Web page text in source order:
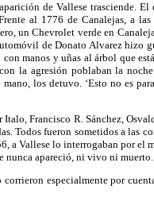
de Vallese
al 1776 de Canalejas, a
un Chevrolet verde en
de Donato Alvarez hizo
manos y uñas al árbol que
la agresión poblaban la
los detuvo. ‘Esto no es
Francisco R. Sánchez,
Todos fueron sometidos a las
a Vallese lo interrogaban por
nunca apareció, ni vivo ni muerto.
especialmente por